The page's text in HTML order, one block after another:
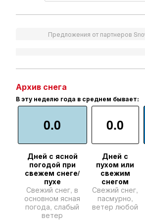
Предложения от партнеров
Архив снега
В эту неделю года в среднем бывает:
0.0
Дней с ясной
погодой при
свежем снеге/
пухе
Свежий снег, в
основном ясная
погода, слабый
ветер
0.0
Дней с
пухом или
свежим
снегом
Свежий снег,
пасмурно,
ветер любой